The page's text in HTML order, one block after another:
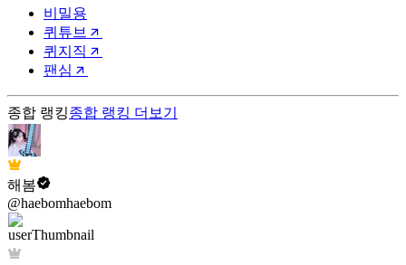
비밀용
퀴튜브
퀴지직
팬심
종합 랭킹종합 랭킹 더보기
해봄
@haebomhaebom